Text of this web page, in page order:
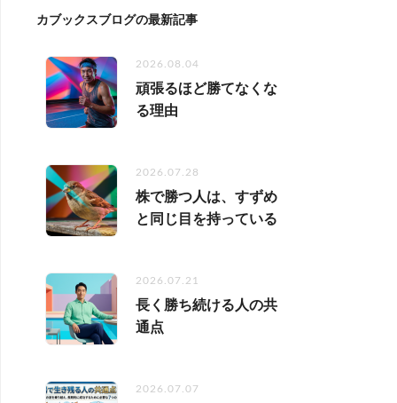
カブックスブログの最新記事
2026.08.04
頑張るほど勝てなくな
る理由
2026.07.28
株で勝つ人は、すずめ
と同じ目を持っている
2026.07.21
長く勝ち続ける人の共
通点
2026.07.07